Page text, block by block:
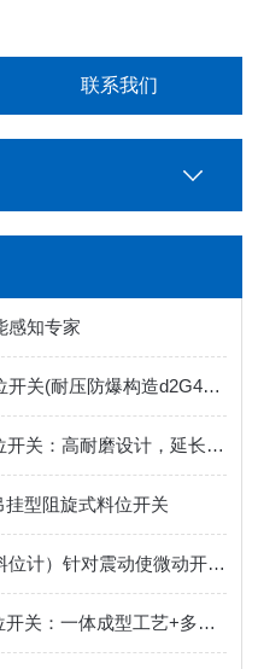
联系我们
感知专家
日本东和进口防爆阻旋式料位开关(耐压防爆构造d2G4)的应用
日本东和TOWA防堵阻旋料位开关：高耐磨设计，延长设备使用寿命
型阻旋式料位开关
日本东和阻旋式料位开关（料位计）针对震动使微动开关损坏的解决方案
日本東和PRL-100阻旋式料位开关：一体成型工艺+多重密封，定义可靠防护！